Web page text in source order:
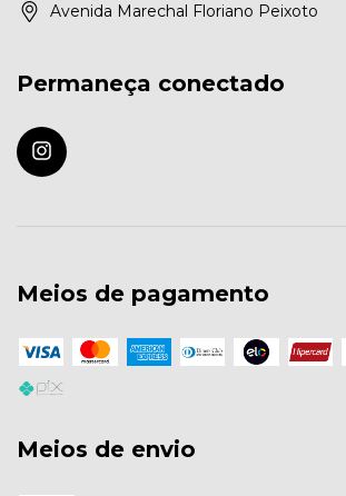
Avenida Marechal Floriano Peixoto
Permaneça conectado
Meios de pagamento
Meios de envio